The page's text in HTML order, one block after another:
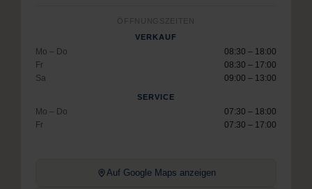
ÖFFNUNGSZEITEN
VERKAUF
Mo – Do
08:30 – 18:00
Fr
08:30 – 17:00
Sa
09:00 – 13:00
SERVICE
Mo – Do
07:30 – 18:00
Fr
07:30 – 17:00
Auf Google Maps anzeigen